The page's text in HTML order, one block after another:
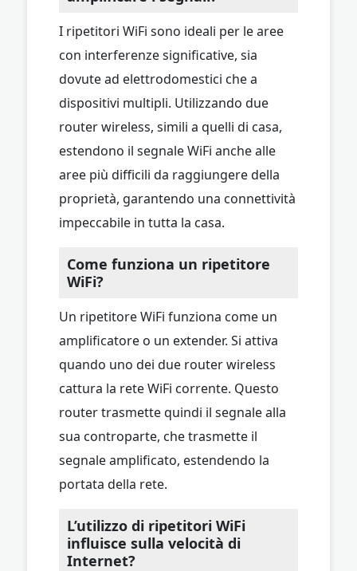
I ripetitori WiFi sono ideali per le aree
con interferenze significative, sia
dovute ad elettrodomestici che a
dispositivi multipli. Utilizzando due
router wireless, simili a quelli di casa,
estendono il segnale WiFi anche alle
aree più difficili da raggiungere della
proprietà, garantendo una connettività
impeccabile in tutta la casa.
Come funziona un ripetitore
WiFi?
Un ripetitore WiFi funziona come un
amplificatore o un extender. Si attiva
quando uno dei due router wireless
cattura la rete WiFi corrente. Questo
router trasmette quindi il segnale alla
sua controparte, che trasmette il
segnale amplificato, estendendo la
portata della rete.
L’utilizzo di ripetitori WiFi
influisce sulla velocità di
Internet?